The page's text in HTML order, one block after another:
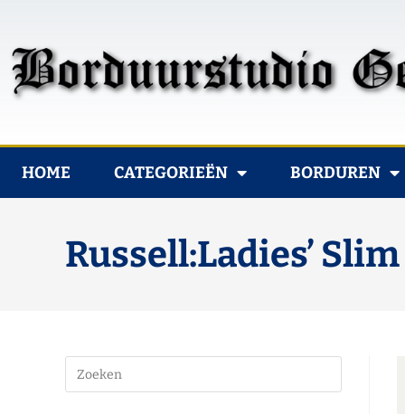
HOME CATEGORIEËN BORDUREN
Russell:Ladies’ Slim